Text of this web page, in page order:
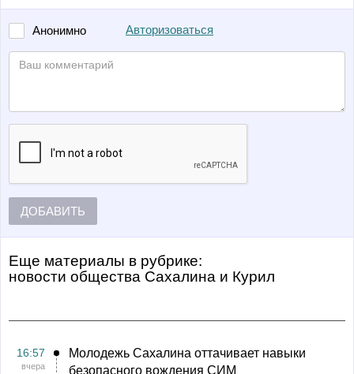
Анонимно Авторизоваться
ДОБАВИТЬ
Еще материалы в рубрике:
Новости общества Сахалина и Курил
16:57
вчера
Молодежь Сахалина оттачивает навыки
безопасного вождения СИМ